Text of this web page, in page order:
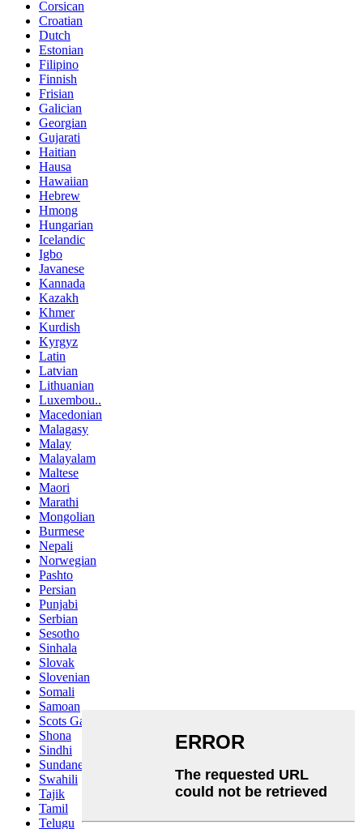
Corsican
Croatian
Dutch
Estonian
Filipino
Finnish
Frisian
Galician
Georgian
Gujarati
Haitian
Hausa
Hawaiian
Hebrew
Hmong
Hungarian
Icelandic
Igbo
Javanese
Kannada
Kazakh
Khmer
Kurdish
Kyrgyz
Latin
Latvian
Lithuanian
Luxembou..
Macedonian
Malagasy
Malay
Malayalam
Maltese
Maori
Marathi
Mongolian
Burmese
Nepali
Norwegian
Pashto
Persian
Punjabi
Serbian
Sesotho
Sinhala
Slovak
Slovenian
Somali
Samoan
Scots Gaelic
Shona
Sindhi
Sundanese
Swahili
Tajik
Tamil
Telugu